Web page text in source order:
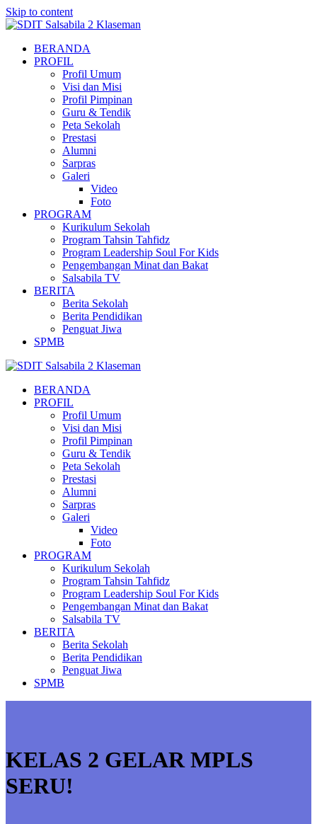
Skip to content
BERANDA
PROFIL
Profil Umum
Visi dan Misi
Profil Pimpinan
Guru & Tendik
Peta Sekolah
Prestasi
Alumni
Sarpras
Galeri
Video
Foto
PROGRAM
Kurikulum Sekolah
Program Tahsin Tahfidz
Program Leadership Soul For Kids
Pengembangan Minat dan Bakat
Salsabila TV
BERITA
Berita Sekolah
Berita Pendidikan
Penguat Jiwa
SPMB
BERANDA
PROFIL
Profil Umum
Visi dan Misi
Profil Pimpinan
Guru & Tendik
Peta Sekolah
Prestasi
Alumni
Sarpras
Galeri
Video
Foto
PROGRAM
Kurikulum Sekolah
Program Tahsin Tahfidz
Program Leadership Soul For Kids
Pengembangan Minat dan Bakat
Salsabila TV
BERITA
Berita Sekolah
Berita Pendidikan
Penguat Jiwa
SPMB
KELAS 2 GELAR MPLS
SERU!